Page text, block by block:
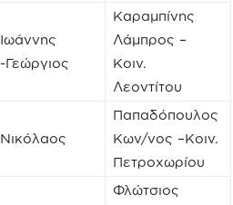
Ιωάννης
-Γεώργιος
Καραμπίνης
Λάμπρος –
Κοιν.
Λεοντίτου
Νικόλαος
Παπαδόπουλος
Κων/νος –Κοιν.
Πετροχωρίου
Φλώτσιος